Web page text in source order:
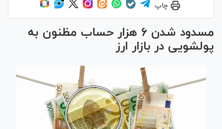
چاپ
مسدود شدن ۶ هزار حساب مظنون به
پولشویی در بازار ارز